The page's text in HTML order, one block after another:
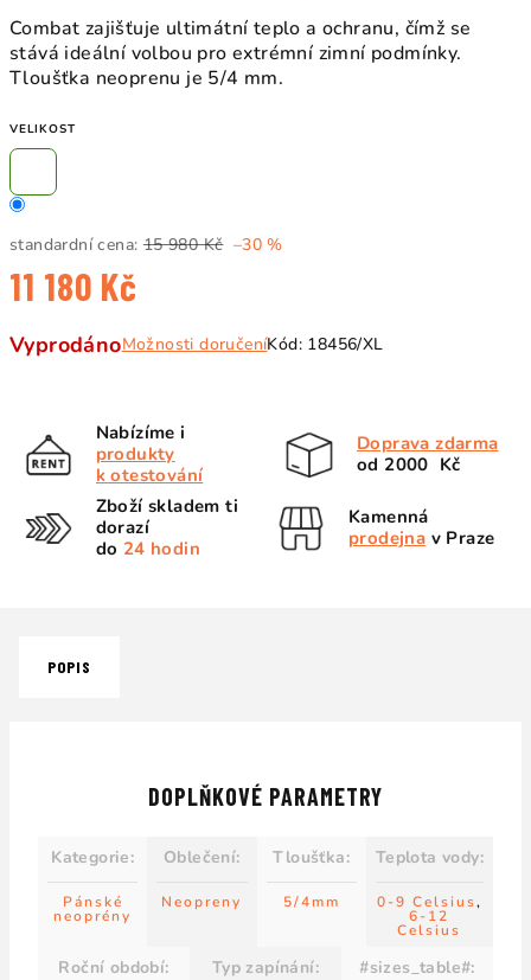
Combat zajišťuje ultimátní teplo a ochranu, čímž se
stává ideální volbou pro extrémní zimní podmínky.
Tloušťka neoprenu je 5/4 mm.
VELIKOST
standardní cena: 15 980 Kč –30 %
11 180 Kč
cena:
VyprodánoMožnosti doručeníKód: 18456/XL
Nabízíme i
produkty
k otestování
Doprava zdarma
od 2000 Kč
Zboží skladem ti
dorazí
do 24 hodin
Kamenná
prodejna v Praze
POPIS
DOPLŇKOVÉ PARAMETRY
Kategorie:
Pánské
neoprény
Oblečení:
Neopreny
Tloušťka:
5/4mm
Teplota vody:
0-9 Celsius,
6-12
Celsius
Roční období: Typ zapínání: #sizes_table#: